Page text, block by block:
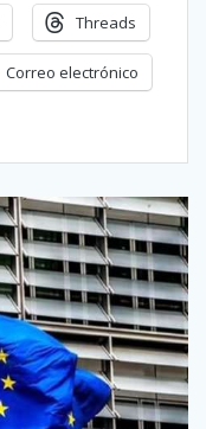
Threads
Correo electrónico